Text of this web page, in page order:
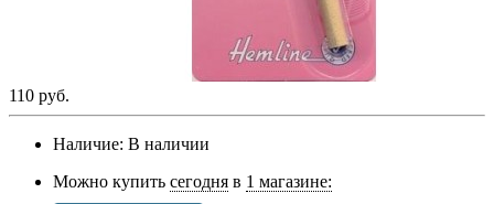
110 руб.
Наличие: В наличии
Можно купить сегодня в 1 магазине: